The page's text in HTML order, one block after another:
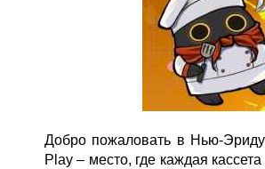
Добро пожаловать в Нью-
Play – место, где каждая